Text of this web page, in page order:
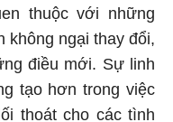
thuộc với những
ngại thay đổi,
điều mới. Sự linh
tạo hơn trong việc
thoát cho các tình